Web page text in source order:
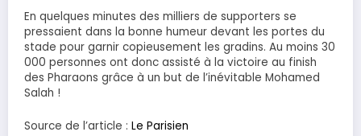
En quelques minutes des milliers de supporters se
pressaient dans la bonne humeur devant les portes du
stade pour garnir copieusement les gradins. Au moins 30
000 personnes ont donc assisté à la victoire au finish
des Pharaons grâce à un but de l’inévitable Mohamed
Salah !
Source de l’article : Le Parisien